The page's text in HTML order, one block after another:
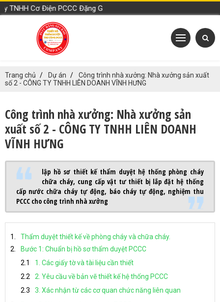
Điện PCCC Đặng Gia Bảo
Trang chủ Dự án
Công trình nhà xưởng: Nhà xưởng sản xuất
số 2 - CÔNG TY TNHH LIÊN DOANH VĨNH HƯNG
Công trình nhà xưởng: Nhà xưởng sản
xuất số 2 - CÔNG TY TNHH LIÊN DOANH
VĨNH HƯNG
lập hồ sơ thiết kế thẩm duyệt hệ thống phòng cháy
chữa cháy, cung cấp vật tư thiết bị lắp đặt hệ thống
cấp nước chữa cháy tự động, báo cháy tự động, nghiệm thu
PCCC cho công trình nhà xưởng
Thẩm duyệt thiết kế về phòng cháy và chữa cháy.
Bước 1: Chuẩn bị hồ sơ thẩm duyệt PCCC
1. Các giấy tờ và tài liệu cần thiết
2. Yêu cầu về bản vẽ thiết kế hệ thống PCCC
3. Xác nhận từ các cơ quan chức năng liên quan